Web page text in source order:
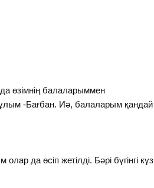
өзімнің балаларыммен
-Бағбан. Иә, балаларым қандай
да өсіп жетілді. Бәрі бүгінгі күз